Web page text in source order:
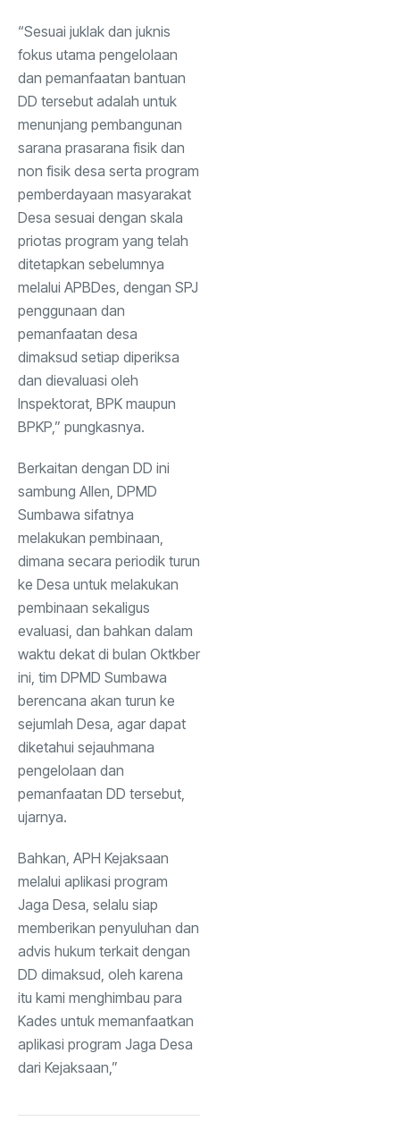
“Sesuai juklak dan juknis
fokus utama pengelolaan
dan pemanfaatan bantuan
DD tersebut adalah untuk
menunjang pembangunan
sarana prasarana fisik dan
non fisik desa serta program
pemberdayaan masyarakat
Desa sesuai dengan skala
priotas program yang telah
ditetapkan sebelumnya
melalui APBDes, dengan SPJ
penggunaan dan
pemanfaatan desa
dimaksud setiap diperiksa
dan dievaluasi oleh
Inspektorat, BPK maupun
BPKP,” pungkasnya.
Berkaitan dengan DD ini
sambung Allen, DPMD
Sumbawa sifatnya
melakukan pembinaan,
dimana secara periodik turun
ke Desa untuk melakukan
pembinaan sekaligus
evaluasi, dan bahkan dalam
waktu dekat di bulan Oktkber
ini, tim DPMD Sumbawa
berencana akan turun ke
sejumlah Desa, agar dapat
diketahui sejauhmana
pengelolaan dan
pemanfaatan DD tersebut,
ujarnya.
Bahkan, APH Kejaksaan
melalui aplikasi program
Jaga Desa, selalu siap
memberikan penyuluhan dan
advis hukum terkait dengan
DD dimaksud, oleh karena
itu kami menghimbau para
Kades untuk memanfaatkan
aplikasi program Jaga Desa
dari Kejaksaan,”